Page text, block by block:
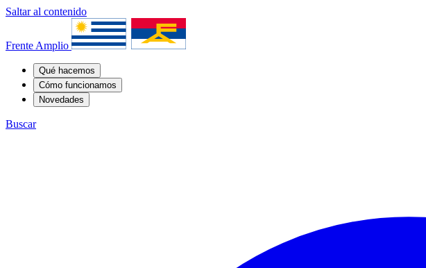
Saltar al contenido
Frente Amplio
Qué hacemos
Cómo funcionamos
Novedades
Buscar